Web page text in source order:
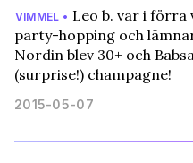
VIMMEL • Leo b. var i förra
party-hopping och
Nordin blev 30+ och
(surprise!) champagne!
2015-05-07